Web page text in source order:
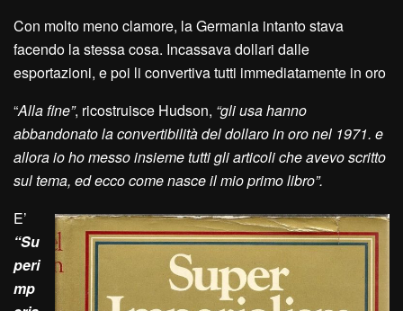
Con molto meno clamore, la Germania intanto stava
facendo la stessa cosa. Incassava dollari dalle
esportazioni, e poi li convertiva tutti immediatamente in oro
“Alla fine”, ricostruisce Hudson, “gli usa hanno
abbandonato la convertibilità del dollaro in oro nel 1971. e
allora io ho messo insieme tutti gli articoli che avevo scritto
sul tema, ed ecco come nasce il mio primo libro”.
E’
“Su
peri
mp